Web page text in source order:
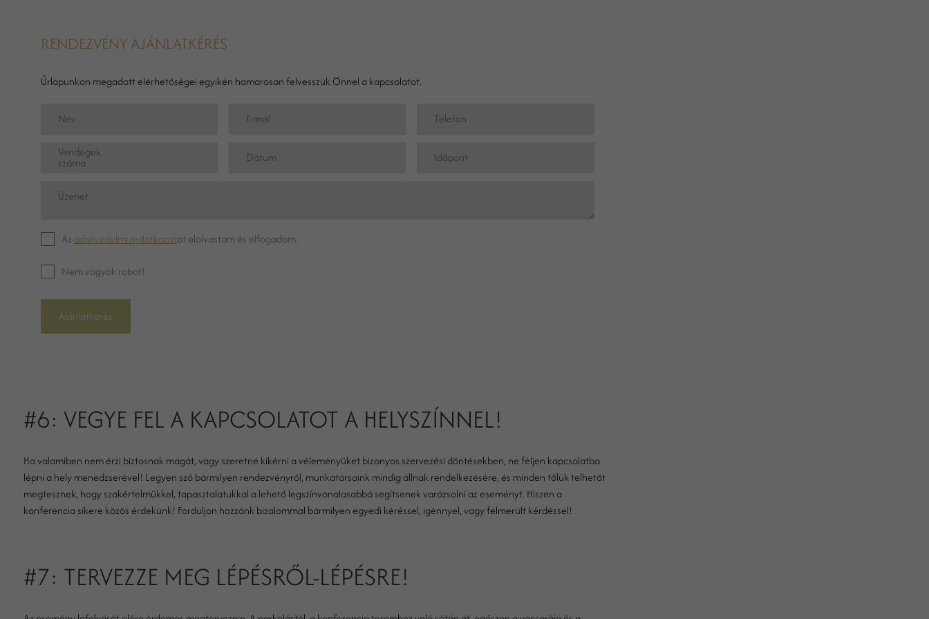
RENDEZVÉNY AJÁNLATKÉRÉS
Űrlapunkon megadott elérhetőségei egyikén hamarosan felvesszük Önnel a kapcsolatot.
Név E-mail Telefon
Vendégek
száma Dátum Időpont
Üzenet
Az adatvédelmi nyilatkozatot elolvastam és elfogadom.
Nem vagyok robot!
Ajánlatkérés
#6: VEGYE FEL A KAPCSOLATOT A HELYSZÍNNEL!
Ha valamiben nem érzi biztosnak magát, vagy szeretné kikérni a véleményüket bizonyos szervezési döntésekben, ne féljen kapcsolatba
lépni a hely menedzserével! Legyen szó bármilyen rendezvényről, munkatársaink mindig állnak rendelkezésére, és minden tőlük telhetőt
megtesznek, hogy szakértelmükkel, tapasztalatukkal a lehető legszínvonalasabbá segítsenek varázsolni az eseményt. Hiszen a
konferencia sikere közös érdekünk! Forduljon hozzánk bizalommal bármilyen egyedi kéréssel, igénnyel, vagy felmerült kérdéssel!
#7: TERVEZZE MEG LÉPÉSRŐL-LÉPÉSRE!